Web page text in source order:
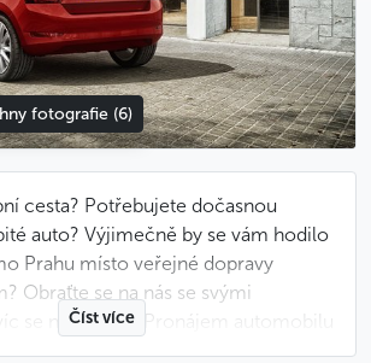
fotografie (6)
cesta? Potřebujete dočasnou
auto? Výjimečně by se vám hodilo
Prahu místo veřejné dopravy
Obraťte se na nás se svými
se nestarejte. Pronájem automobilu
se vším všudy.
Číst více